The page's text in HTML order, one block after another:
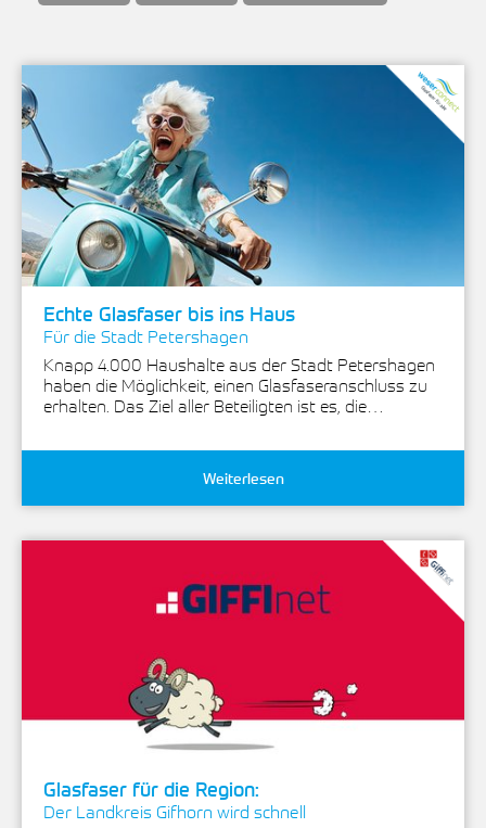
Echte Glasfaser bis ins Haus
Für die Stadt Petershagen
Knapp 4.000 Haushalte aus der Stadt Petershagen
haben die Möglichkeit, einen Glasfaseranschluss zu
erhalten. Das Ziel aller Beteiligten ist es, die…
Weiterlesen
Glasfaser für die Region:
Der Landkreis Gifhorn wird schnell